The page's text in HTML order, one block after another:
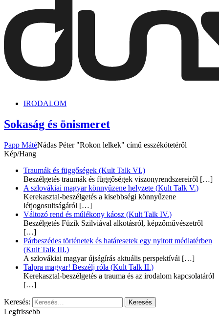
IRODALOM
Sokaság és önismeret
Papp MátéNádas Péter "Rokon lelkek" című esszékötetéről
Kép/Hang
Traumák és függőségek (Kult Talk VI.)
Beszélgetés traumák és függőségek viszonyrendszereiről […]
A szlovákiai magyar könnyűzene helyzete (Kult Talk V.)
Kerekasztal-beszélgetés a kisebbségi könnyűzene
létjogosultságáról […]
Változó rend és múlékony káosz (Kult Talk IV.)
Beszélgetés Füzik Szilviával alkotásról, képzőművészetről
[…]
Párbeszédes történetek és határesetek egy nyitott médiatérben
(Kult Talk III.)
A szlovákiai magyar újságírás aktuális perspektívái […]
Talpra magyar! Beszélj róla (Kult Talk II.)
Kerekasztal-beszélgetés a trauma és az irodalom kapcsolatáról
[…]
Keresés:
Legfrissebb